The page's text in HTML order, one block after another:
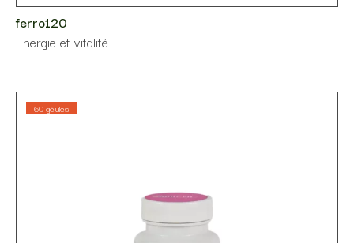
ferro120
Energie et vitalité
60 gélules